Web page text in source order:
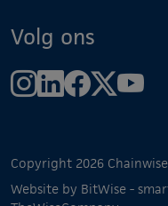
Volg ons
Copyright 2026 Chainwise
Website by BitWise -